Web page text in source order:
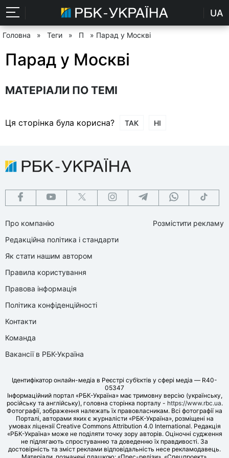
UA
Головна » Теги » П » Парад у Москві
Парад у Москві
МАТЕРІАЛИ ПО ТЕМІ
Ця сторінка була корисна? ТАК НІ
Про компанію
Редакційна політика і стандарти
Як стати нашим автором
Правила користування
Правова інформація
Політика конфіденційності
Контакти
Команда
Вакансії в РБК-Україна
Розмістити рекламу
Ідентифікатор онлайн-медіа в Реєстрі суб’єктів у сфері медіа — R40-
05347
Інформаційний портал «РБК-Україна» має тримовну версію (українську,
російську та англійську), головна сторінка порталу - https://www.rbc.ua.
Фотографії, зображення належать їх правовласникам. Всі фотографії на
Порталі, авторами яких є журналісти «РБК-Україна», розміщені на
умовах ліцензії Creative Commons Attribution 4.0 International. Редакція
«РБК-Україна» може не поділяти точку зору авторів. Оціночні судження
не підлягають спростуванню та доведенню їх правдивості. За
достовірність та зміст реклами відповідальність несе рекламодавець.